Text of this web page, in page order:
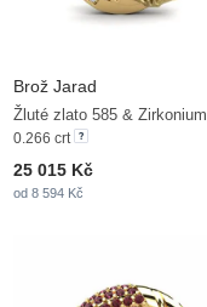
Brož Jarad
Žluté zlato 585 & Zirkonium
0.266 crt
25 015 Kč
od 8 594 Kč